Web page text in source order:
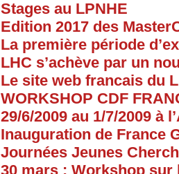
Stages au LPNHE
Edition 2017 des
La première période
LHC s’achève par un
Le site web francais du
WORKSHOP CDF
29/6/2009 au 1/7/2009 à
Inauguration de France
Journées Jeunes
30 mars : Workshop